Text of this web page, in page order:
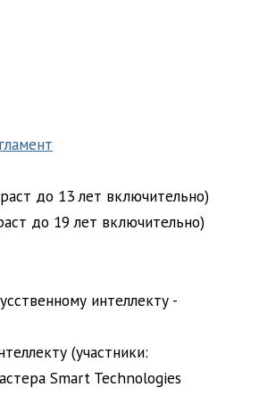
до 13 лет включительно)
до 19 лет включительно)
интеллекту -
(участники:
Smart Technologies